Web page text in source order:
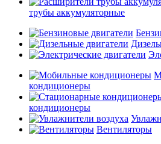
трубы аккумуляторные
кондиционеры
кондиционеры
Вентиляторы